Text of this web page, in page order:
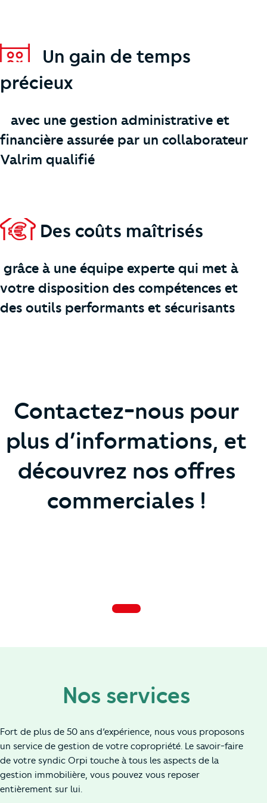
Un gain de temps
précieux
avec une gestion administrative et
financière assurée par un collaborateur
Valrim qualifié
Des coûts maîtrisés
grâce à une équipe experte qui met à
votre disposition des compétences et
des outils performants et sécurisants
Contactez-nous pour
plus d’informations, et
découvrez nos offres
commerciales !
Nos services
Fort de plus de 50 ans d’expérience, nous vous proposons
un service de gestion de votre copropriété. Le savoir-faire
de votre syndic Orpi touche à tous les aspects de la
gestion immobilière, vous pouvez vous reposer
entièrement sur lui.